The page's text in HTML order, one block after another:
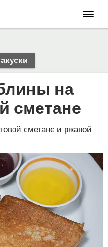
на
сметане
сметане и ржаной